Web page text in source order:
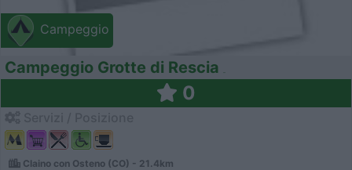
Campeggio
Campeggio Grotte di Rescia
0
Claino con Osteno (CO) - 21.4km